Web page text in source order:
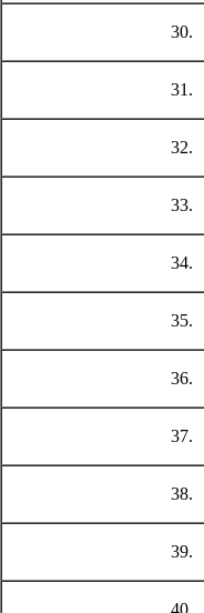
30.
31.
32.
33.
34.
35.
36.
37.
38.
39.
40.